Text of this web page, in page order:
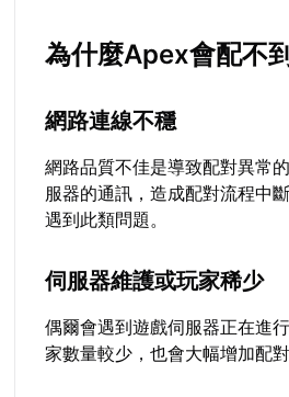
為什麼Apex會配不
網路連線不穩
網路品質不佳是導致配對異常
服器的通訊，造成配對流程中
遇到此類問題。
伺服器維護或玩家稀少
偶爾會遇到遊戲伺服器正在進
家數量較少，也會大幅增加配對